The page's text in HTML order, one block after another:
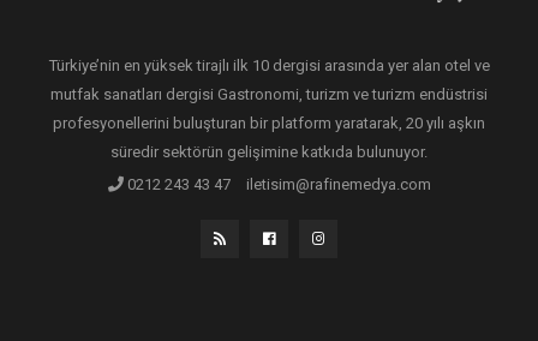
Türkiye’nin en yüksek tirajlı ilk 10 dergisi arasında yer alan otel ve
mutfak sanatları dergisi Gastronomi, turizm ve turizm endüstrisi
profesyonellerini buluşturan bir platform yaratarak, 20 yılı aşkın
süredir sektörün gelişimine katkıda bulunuyor.
0212 243 43 47
iletisim@rafinemedya.com